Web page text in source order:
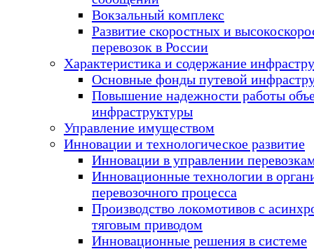
Вокзальный комплекс
Развитие скоростных и
перевозок в России
Характеристика и содержание
Основные фонды путевой
Повышение надежности работы
инфраструктуры
Управление имуществом
Инновации и технологическое развитие
Инновации в управлении
Инновационные технологии в
перевозочного процесса
Производство локомотивов с
тяговым приводом
Инновационные решения в системе